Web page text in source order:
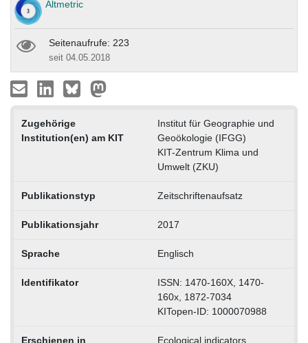
Altmetric
Seitenaufrufe: 223
seit 04.05.2018
Zugehörige
Institution(en) am KIT
Institut für Geographie und
Geoökologie (IFGG)
KIT-Zentrum Klima und
Umwelt (ZKU)
Publikationstyp Zeitschriftenaufsatz
Publikationsjahr 2017
Sprache Englisch
Identifikator
ISSN: 1470-160X, 1470-
160x, 1872-7034
KITopen-ID: 1000070988
Erschienen in Ecological indicators